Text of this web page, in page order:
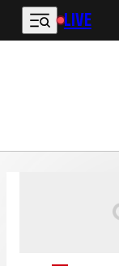
Vai al contenuto
LIVE